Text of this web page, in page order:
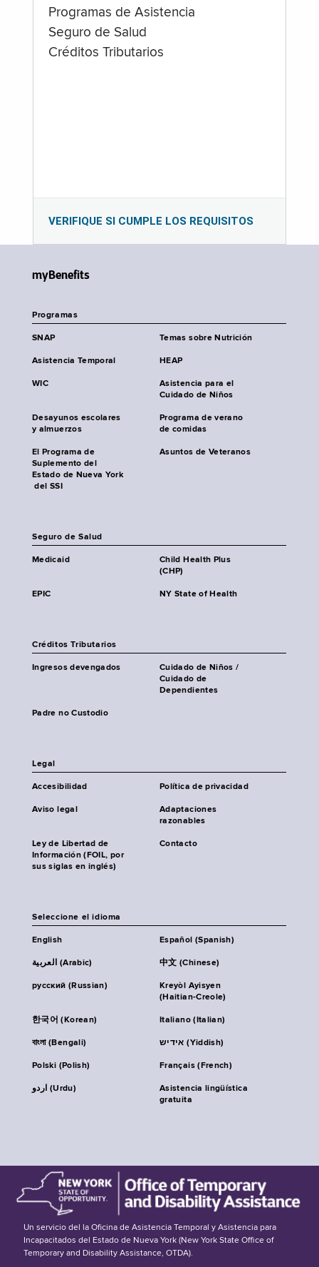
Programas de Asistencia
Seguro de Salud
Créditos Tributarios
VERIFIQUE SI CUMPLE LOS REQUISITOS
myBenefits
Programas
SNAP Temas sobre Nutrición
Asistencia Temporal HEAP
WIC
Asistencia para el
Cuidado de Niños
Desayunos escolares
y almuerzos
Programa de verano
de comidas
El Programa de
Suplemento del
Estado de Nueva York
del SSI
Asuntos de Veteranos
Seguro de Salud
Medicaid
Child Health Plus
(CHP)
EPIC NY State of Health
Créditos Tributarios
Ingresos devengados
Cuidado de Niños /
Cuidado de
Dependientes
Padre no Custodio
Legal
Accesibilidad Política de privacidad
Aviso legal
Adaptaciones
razonables
Ley de Libertad de
Información (FOIL, por
sus siglas en inglés)
Contacto
Seleccione el idioma
English Español (Spanish)
العربية (Arabic) 中文 (Chinese)
русский (Russian)
Kreyòl Ayisyen
(Haitian-Creole)
한국어 (Korean) Italiano (Italian)
বাংলা (Bengali) אידיש (Yiddish)
Polski (Polish) Français (French)
اردو (Urdu)
Asistencia lingüística
gratuita
Un servicio del la Oficina de Asistencia Temporal y Asistencia para
Incapacitados del Estado de Nueva York (New York State Office of
Temporary and Disability Assistance, OTDA).